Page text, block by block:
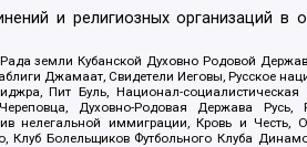
и религиозных организаций
земли Кубанской Духовно Родовой
Джамаат, Свидетели Иеговы, Русское
Пит Буль, Национал-
Духовно-Родовая Держава Русь,
нелегальной иммиграции, Кровь и Честь,
Клуб Болельщиков Футбольного Клуба